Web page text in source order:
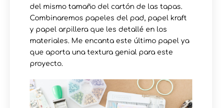
del mismo tamaño del cartón de las tapas.
Combinaremos papeles del pad, papel kraft
y papel arpillera que les detallé en los
materiales. Me encanta este último papel ya
que aporta una textura genial para este
proyecto.